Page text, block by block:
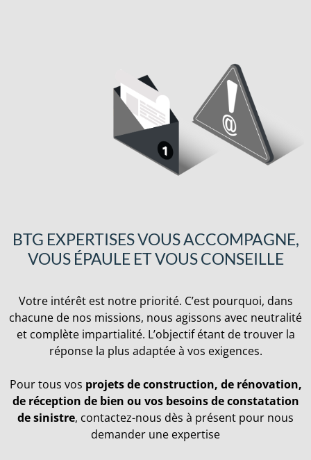
BTG EXPERTISES VOUS ACCOMPAGNE,
VOUS ÉPAULE ET VOUS CONSEILLE
Votre intérêt est notre priorité. C’est pourquoi, dans
chacune de nos missions, nous agissons avec neutralité
et complète impartialité. L’objectif étant de trouver la
réponse la plus adaptée à vos exigences.
Pour tous vos projets de construction, de rénovation,
de réception de bien ou vos besoins de constatation
de sinistre, contactez-nous dès à présent pour nous
demander une expertise